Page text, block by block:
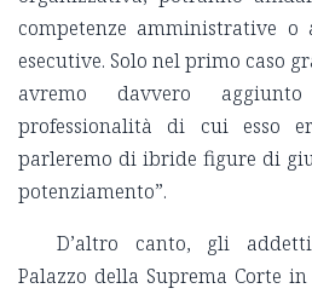
competenze amministrative
esecutive. Solo nel primo caso
avremo davvero
professionalità di cui esso
parleremo di ibride figure di
potenziamento”.
D’altro canto, gli
Palazzo della Suprema Corte